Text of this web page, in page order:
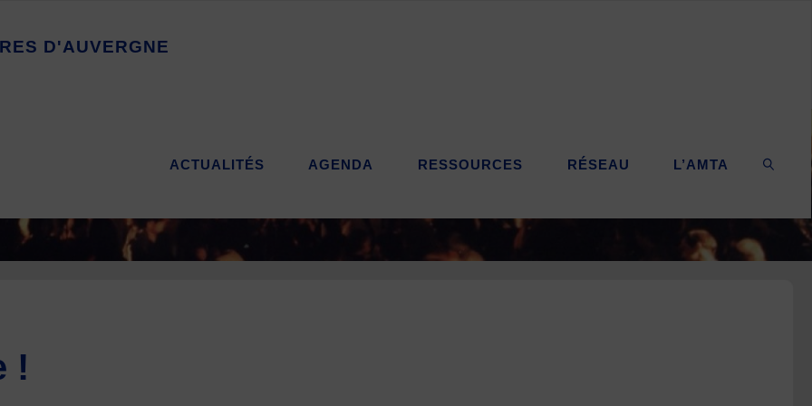
RES D'AUVERGNE
ACTUALITÉS AGENDA RESSOURCES RÉSEAU L’AMTA
!